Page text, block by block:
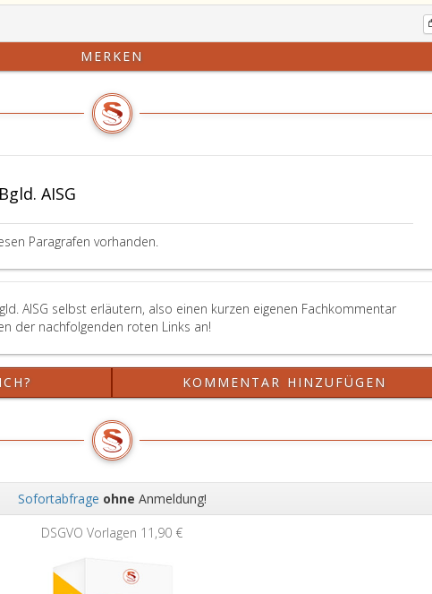
MERKEN
AISG
Paragrafen vorhanden.
AISG selbst erläutern, also einen kurzen eigenen Fachkommentar
der nachfolgenden roten Links an!
KOMMENTAR HINZUFÜGEN
Sofortabfrage ohne Anmeldung!
DSGVO Vorlagen 11,90 €